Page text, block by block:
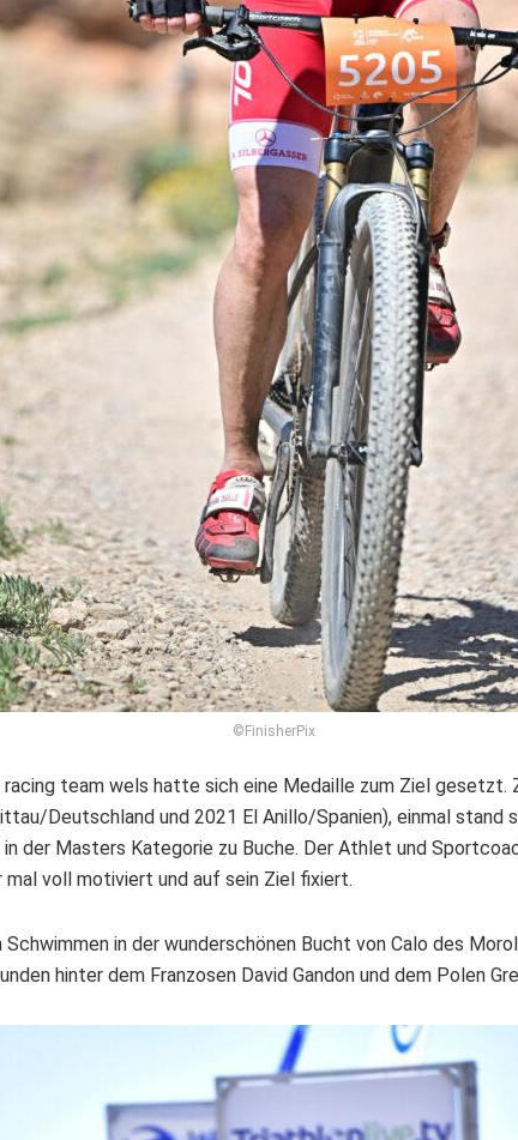
©FinisherPix
team wels hatte sich eine Medaille zum Ziel gesetzt.
Deutschland und 2021 El Anillo/Spanien), einmal stand
der Masters Kategorie zu Buche. Der Athlet und
mal voll motiviert und auf sein Ziel fixiert.
in der wunderschönen Bucht von Calo des
hinter dem Franzosen David Gandon und dem Polen